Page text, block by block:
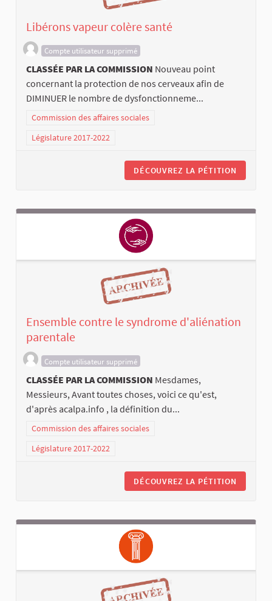
Libérons vapeur colère santé
Compte utilisateur supprimé
CLASSÉE PAR LA COMMISSION Nouveau point
concernant la protection de nos cerveaux afin de
DIMINUER le nombre de dysfonctionneme...
Commission des affaires sociales
Législature 2017-2022
DÉCOUVREZ LA PÉTITION
Ensemble contre le syndrome d'aliénation
parentale
Compte utilisateur supprimé
CLASSÉE PAR LA COMMISSION Mesdames,
Messieurs, Avant toutes choses, voici ce qu'est,
d'après acalpa.info , la définition du...
Commission des affaires sociales
Législature 2017-2022
DÉCOUVREZ LA PÉTITION